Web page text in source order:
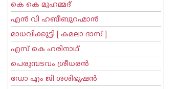
കെ കെ മുഹമ്മദ്
എന്‍ വി ഹബീബുറഹ്മാന്‍
മാധവിക്കുട്ടി [ കമലാ ദാസ് ]
എസ് കെ ഹരിനാഥ്
പെരുമ്പടവം ശ്രീധര‌ന്‍
ഡോ എം ജി ശശിഭൂഷന്‍